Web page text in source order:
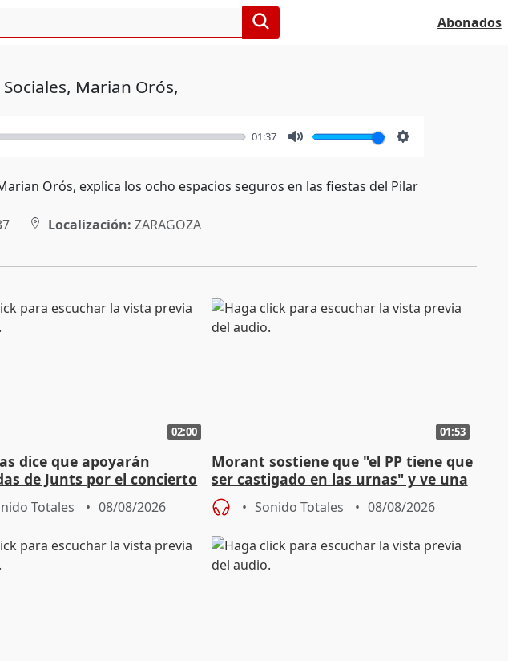
Abonados
Marian Orós,
01:37
Orós, explica los ocho espacios seguros en las fiestas del Pilar
Localización: ZARAGOZA
02:00
dice que apoyarán
de Junts por el concierto
de financiación
Totales 08/08/2026
01:53
Morant sostiene que "el PP tiene que
ser castigado en las urnas" y ve una
"pulsión de cambio"
Sonido Totales 08/08/2026